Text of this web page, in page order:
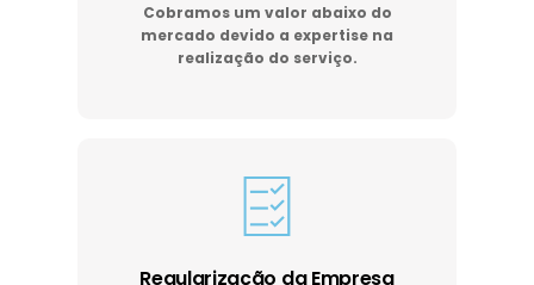
Cobramos um valor abaixo do
mercado devido a expertise na
realização do serviço.
Regularização da Empresa